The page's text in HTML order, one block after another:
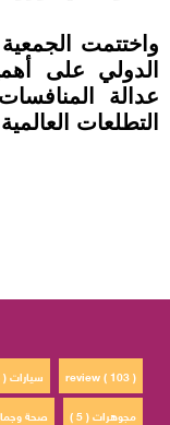
واختتمت
الدولي على
عدالة
التطلعات
سيارات ( 203 )
review ( 103 )
صحة وجمال ( مجوهرات ( 5 )